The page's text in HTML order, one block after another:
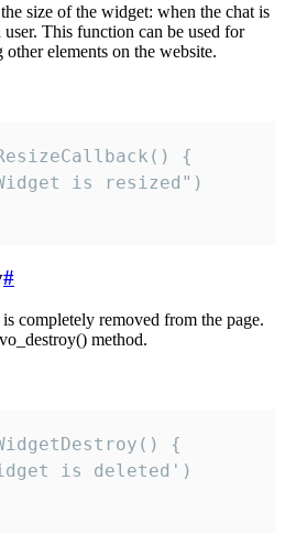
size of the widget: when the chat is
This function can be used for
elements on the website.
{
is resized")
#
completely removed from the page.
method.
{
is deleted')